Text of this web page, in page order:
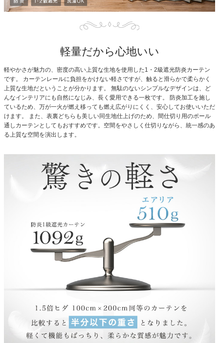
軽量だから心地いい
軽やかさが魅力の、密度の高い上質な生地を使用した1・2級遮光防炎カーテン
です。
カーテンレールに負担をかけない軽さですが、触ると滑らかで柔らかく
上質な生地だということが分かります。
無駄のないシンプルなデザインは、ど
んなインテリアにも自然になじみ、長く愛用できる一枚です。
防炎加工を施し
ているため、万が一火が燃え移っても燃え広がりにくく、安心してお使いいただ
けます。
また、表裏どちらも美しい同生地仕上げのため、間仕切り用のポール
通しカーテンとしてもおすすめです。空間をやさしく仕切りながら、統一感のあ
る上質な空間を演出します。